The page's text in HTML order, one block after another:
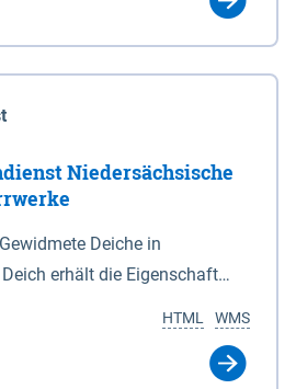
Niedersächsische
Deiche in
erhält die Eigenschaft
Verordnung ausspricht. Für
WMS
HTML